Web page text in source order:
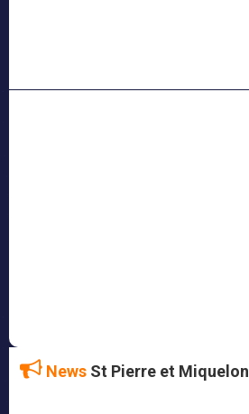
News St Pierre et Miquelon